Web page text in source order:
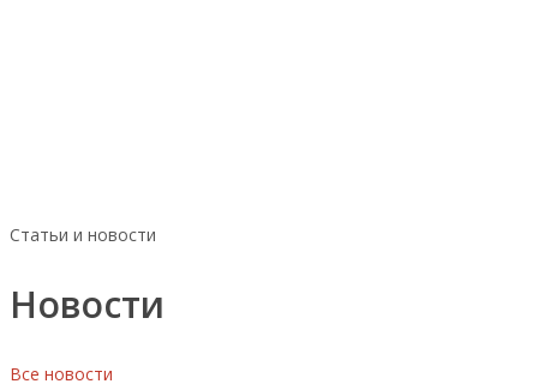
Статьи и новости
Новости
Все новости